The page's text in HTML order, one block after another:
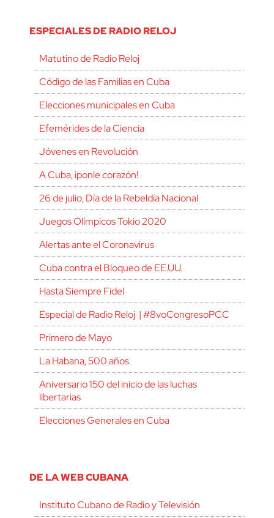
ESPECIALES DE RADIO RELOJ
Matutino de Radio Reloj
Código de las Familias en Cuba
Elecciones municipales en Cuba
Efemérides de la Ciencia
Jóvenes en Revolución
A Cuba, ¡ponle corazón!
26 de julio, Día de la Rebeldía Nacional
Juegos Olímpicos Tokio 2020
Alertas ante el Coronavirus
Cuba contra el Bloqueo de EE.UU.
Hasta Siempre Fidel
Especial de Radio Reloj | #8voCongresoPCC
Primero de Mayo
La Habana, 500 años
Aniversario 150 del inicio de las luchas
libertarias
Elecciones Generales en Cuba
DE LA WEB CUBANA
Instituto Cubano de Radio y Televisión